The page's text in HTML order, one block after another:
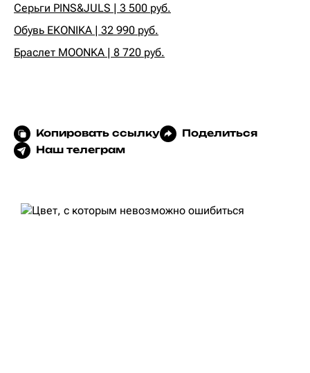
Серьги PINS&JULS | 3 500 руб.
Обувь EKONIKA | 32 990 руб.
Браслет MOONKA | 8 720 руб.
Копировать ссылку
Поделиться
Наш телеграм